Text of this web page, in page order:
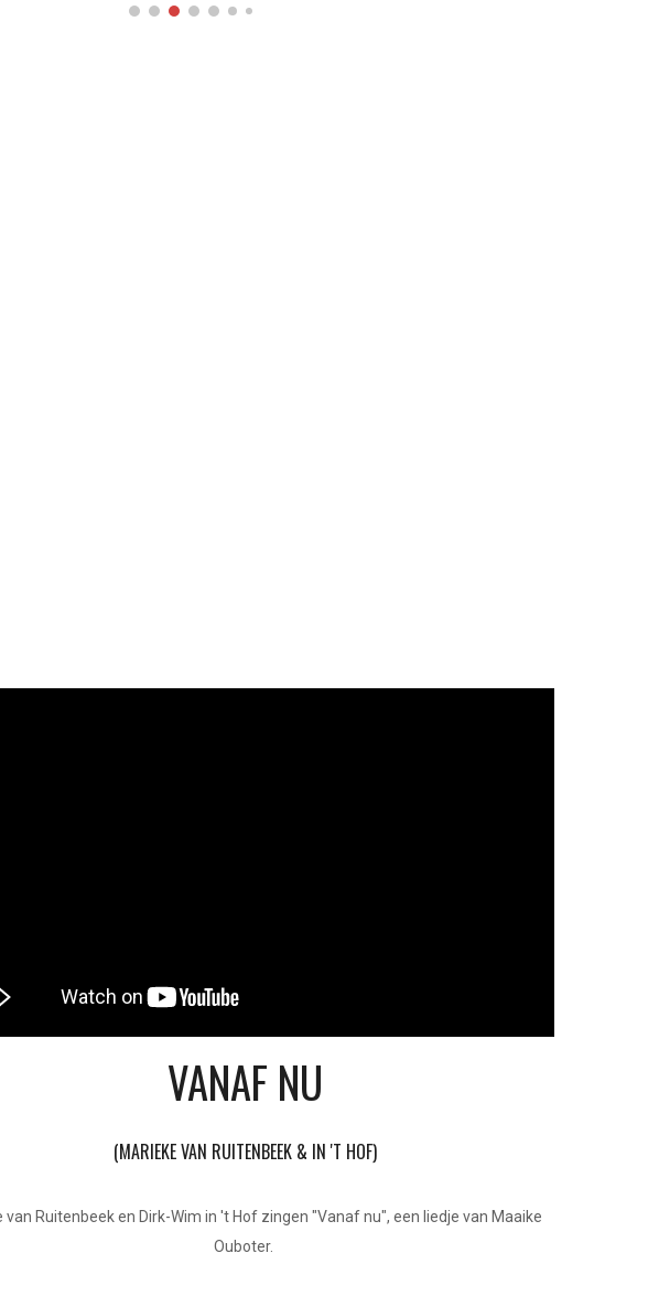
VANAF NU
(MARIEKE VAN RUITENBEEK & IN 'T HOF)
van Ruitenbeek en Dirk-Wim in 't Hof zingen "Vanaf nu", een liedje van Maaike
Ouboter.